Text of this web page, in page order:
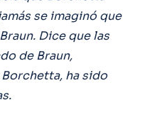
se imaginó que
Dice que las
de Braun,
ha sido